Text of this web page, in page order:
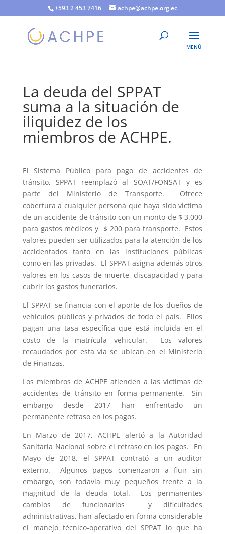
+593 2 453 7416 achpe@achpe.org.ec
La deuda del SPPAT
suma a la situación de
iliquidez de los
miembros de ACHPE.
El Sistema Público para pago de accidentes de
tránsito, SPPAT reemplazó al SOAT/FONSAT y es
parte del Ministerio de Transporte. Ofrece
cobertura a cualquier persona que haya sido víctima
de un accidente de tránsito con un monto de $ 3.000
para gastos médicos y $ 200 para transporte. Estos
valores pueden ser utilizados para la atención de los
accidentados tanto en las instituciones públicas
como en las privadas. El SPPAT asigna además otros
valores en los casos de muerte, discapacidad y para
cubrir los gastos funerarios.
El SPPAT se financia con el aporte de los dueños de
vehículos públicos y privados de todo el país. Ellos
pagan una tasa específica que está incluida en el
costo de la matrícula vehicular. Los valores
recaudados por esta vía se ubican en el Ministerio
de Finanzas.
Los miembros de ACHPE atienden a las víctimas de
accidentes de tránsito en forma permanente. Sin
embargo desde 2017 han enfrentado un
permanente retraso en los pagos.
En Marzo de 2017, ACHPE alertó a la Autoridad
Sanitaria Nacional sobre el retraso en los pagos. En
Mayo de 2018, el SPPAT contrató a un auditor
externo. Algunos pagos comenzaron a fluir sin
embargo, son todavía muy pequeños frente a la
magnitud de la deuda total. Los permanentes
cambios de funcionarios y dificultades
administrativas, han afectado en forma considerable
el manejo técnico-operativo del SPPAT lo que ha